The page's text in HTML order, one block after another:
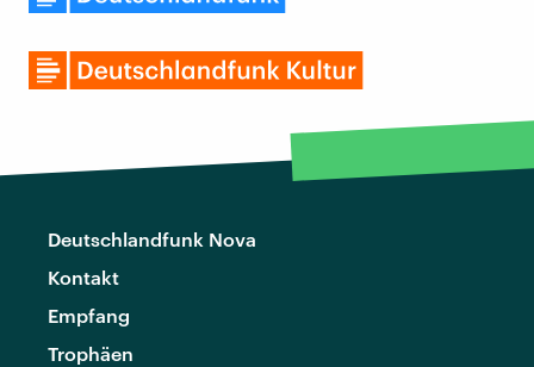
Deutschlandfunk Nova
Kontakt
Empfang
Trophäen